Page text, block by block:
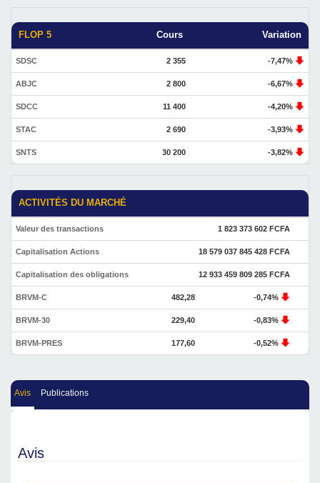
FLOP 5 Cours Variation
SDSC 2 355 -7,47%
ABJC 2 800 -6,67%
SDCC 11 400 -4,20%
STAC 2 690 -3,93%
SNTS 30 200 -3,82%
ACTIVITÉS DU MARCHÉ
Valeur des transactions 1 823 373 602 FCFA
Capitalisation Actions 18 579 037 845 428 FCFA
Capitalisation des obligations 12 933 459 809 285 FCFA
BRVM-C 482,28 -0,74%
BRVM-30 229,40 -0,83%
BRVM-PRES 177,60 -0,52%
Avis Publications
Avis